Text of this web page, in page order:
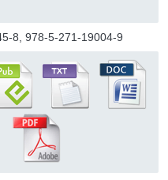
8, 978-5-271-19004-9